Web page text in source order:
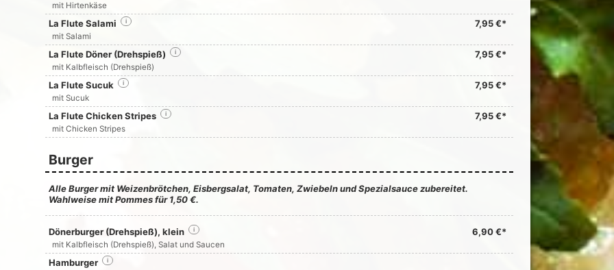
mit Hirtenkäse
La Flute Salami 7,95 €*
i
mit Salami
La Flute Döner (Drehspieß) 7,95 €*
i
mit Kalbfleisch (Drehspieß)
La Flute Sucuk 7,95 €*
i
mit Sucuk
La Flute Chicken Stripes 7,95 €*
i
mit Chicken Stripes
Burger
Alle Burger mit Weizenbrötchen, Eisbergsalat, Tomaten, Zwiebeln und Spezialsauce zubereitet.
Wahlweise mit Pommes für 1,50 €.
Dönerburger (Drehspieß), klein 6,90 €*
i
mit Kalbfleisch (Drehspieß), Salat und Saucen
Hamburger i